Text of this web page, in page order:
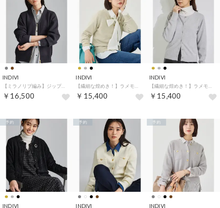
INDIVI
￥16,500
INDIVI
￥15,400
INDIVI
￥15,400
INDIVI
予約
INDIVI
予約
INDIVI
予約